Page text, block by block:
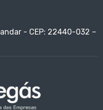
- CEP: 22440-032 –